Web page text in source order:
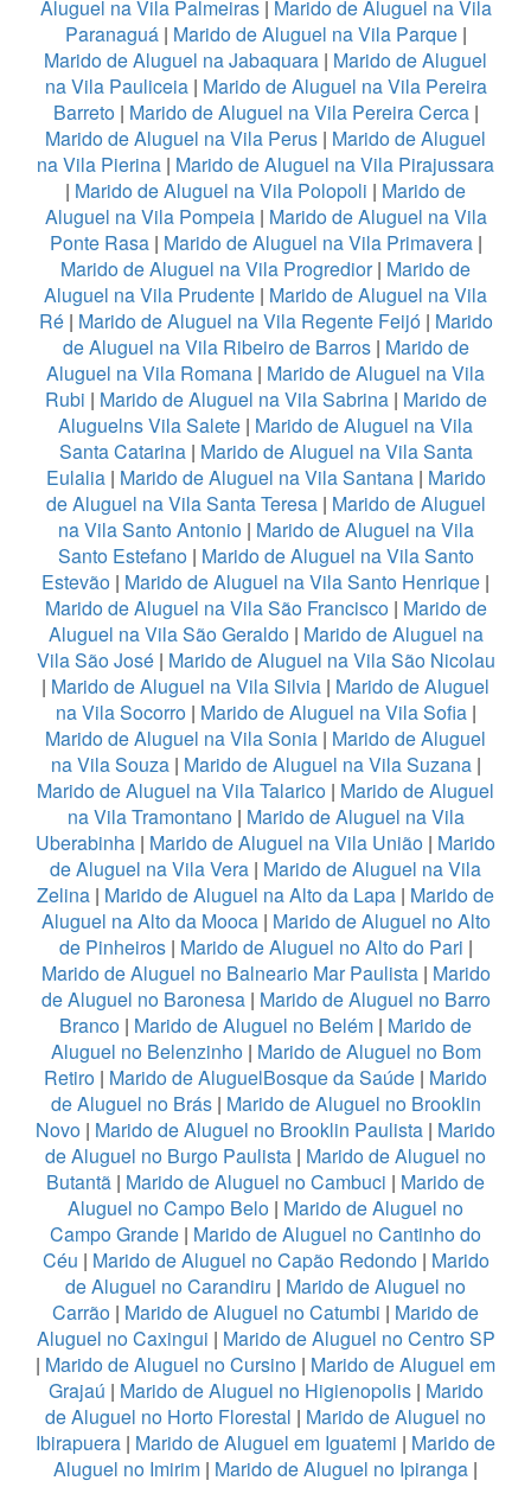
Aluguel na Vila Palmeiras| Marido de Aluguel na Vila
Paranaguá| Marido de Aluguel na Vila Parque|
Marido de Aluguel na Jabaquara | Marido de Aluguel
na Vila Pauliceia| Marido de Aluguel na Vila Pereira
Barreto| Marido de Aluguel na Vila Pereira Cerca|
Marido de Aluguel na Vila Perus | Marido de Aluguel
na Vila Pierina | Marido de Aluguel na Vila Pirajussara
| Marido de Aluguel na Vila Polopoli | Marido de
Aluguel na Vila Pompeia| Marido de Aluguel na Vila
Ponte Rasa| Marido de Aluguel na Vila Primavera|
Marido de Aluguel na Vila Progredior| Marido de
Aluguel na Vila Prudente | Marido de Aluguel na Vila
Ré| Marido de Aluguel na Vila Regente Feijó| Marido
de Aluguel na Vila Ribeiro de Barros| Marido de
Aluguel na Vila Romana | Marido de Aluguel na Vila
Rubi | Marido de Aluguel na Vila Sabrina| Marido de
Aluguelns Vila Salete | Marido de Aluguel na Vila
Santa Catarina| Marido de Aluguel na Vila Santa
Eulalia| Marido de Aluguel na Vila Santana| Marido
de Aluguel na Vila Santa Teresa| Marido de Aluguel
na Vila Santo Antonio| Marido de Aluguel na Vila
Santo Estefano| Marido de Aluguel na Vila Santo
Estevão | Marido de Aluguel na Vila Santo Henrique |
Marido de Aluguel na Vila São Francisco| Marido de
Aluguel na Vila São Geraldo| Marido de Aluguel na
Vila São José| Marido de Aluguel na Vila São Nicolau
| Marido de Aluguel na Vila Silvia | Marido de Aluguel
na Vila Socorro| Marido de Aluguel na Vila Sofia|
Marido de Aluguel na Vila Sonia | Marido de Aluguel
na Vila Souza| Marido de Aluguel na Vila Suzana|
Marido de Aluguel na Vila Talarico | Marido de Aluguel
na Vila Tramontano| Marido de Aluguel na Vila
Uberabinha | Marido de Aluguel na Vila União | Marido
de Aluguel na Vila Vera | Marido de Aluguel na Vila
Zelina | Marido de Aluguel na Alto da Lapa | Marido de
Aluguel na Alto da Mooca| Marido de Aluguel no Alto
de Pinheiros| Marido de Aluguel no Alto do Pari |
Marido de Aluguel no Balneario Mar Paulista| Marido
de Aluguel no Baronesa| Marido de Aluguel no Barro
Branco | Marido de Aluguel no Belém | Marido de
Aluguel no Belenzinho| Marido de Aluguel no Bom
Retiro | Marido de AluguelBosque da Saúde | Marido
de Aluguel no Brás| Marido de Aluguel no Brooklin
Novo | Marido de Aluguel no Brooklin Paulista | Marido
de Aluguel no Burgo Paulista | Marido de Aluguel no
Butantã | Marido de Aluguel no Cambuci | Marido de
Aluguel no Campo Belo | Marido de Aluguel no
Campo Grande | Marido de Aluguel no Cantinho do
Céu | Marido de Aluguel no Capão Redondo| Marido
de Aluguel no Carandiru | Marido de Aluguel no
Carrão | Marido de Aluguel no Catumbi | Marido de
Aluguel no Caxingui | Marido de Aluguel no Centro SP
| Marido de Aluguel no Cursino | Marido de Aluguel em
Grajaú | Marido de Aluguel no Higienopolis| Marido
de Aluguel no Horto Florestal | Marido de Aluguel no
Ibirapuera | Marido de Aluguel em Iguatemi | Marido de
Aluguel no Imirim | Marido de Aluguel no Ipiranga |